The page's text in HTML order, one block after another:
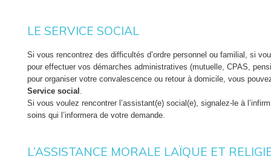
LE SERVICE SOCIAL
Si vous rencontrez des difficultés d’ordre personnel ou familial, si
pour effectuer vos démarches administratives (mutuelle, CPAS,
pour organiser votre convalescence ou retour à domicile, vous
Service social .
Si vous voulez rencontrer l’assistant(e) social(e), signalez-le à
soins qui l’informera de votre demande.
L’ASSISTANCE MORALE LAÏQUE ET